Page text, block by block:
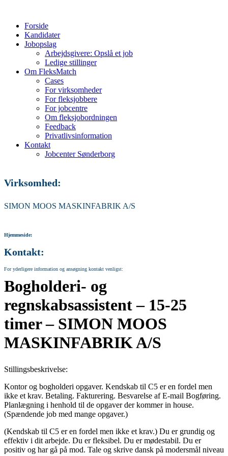
Forside
Kandidater
Jobopslag
Arbejdsgivere: Opslå et job
Ledige stillinger
Om FleksMatch
Cases
For virksomheder
For fleksjobbere
For jobcentre
Om fleksjobordningen
Feedback
Privatlivsinformation
Kontakt
Jobcenter Sønderborg
Virksomhed:
SIMON MOOS MASKINFABRIK A/S
Hjemmeside:
Kontakt:
For yderligere information og ansøgning kontakt venligst:
Bogholderi- og
regnskabsassistent – 15-25
timer – SIMON MOOS
MASKINFABRIK A/S
Stillingsbeskrivelse:
Kontor og bogholderi opgaver. Kendskab til C5 er en fordel men
ikke et krav. Betaling. Fakturering. Besvarelse af E-mail Bogføring.
Planlægning i henhold til de opgaver der kommer in house.
(Spændende job med mange opgaver.)
(Kendskab til C5 er en fordel men ikke et krav.) Du er grundig og
effektiv i dit arbejde. Du er fleksibel. Du er mødestabil. Du er
positiv og har gå på mod. Tale og skrive dansk på modersmål niveau